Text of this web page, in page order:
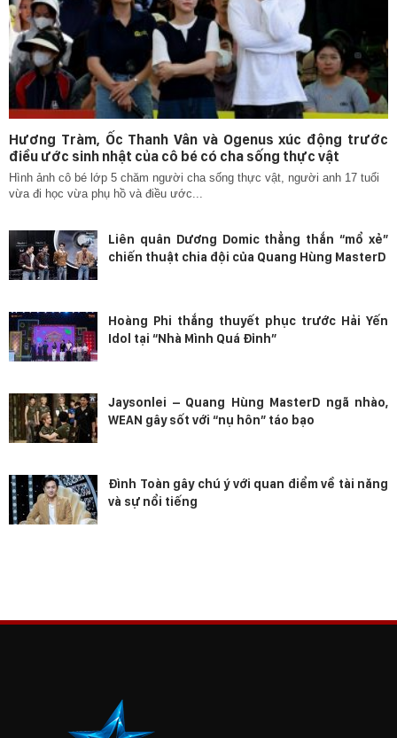
Hương Tràm, Ốc Thanh Vân và Ogenus xúc động trước
điều ước sinh nhật của cô bé có cha sống thực vật
Hình ảnh cô bé lớp 5 chăm người cha sống thực vật, người anh 17 tuổi
vừa đi học vừa phụ hồ và điều ước...
Liên quân Dương Domic thẳng thắn “mổ xẻ”
chiến thuật chia đội của Quang Hùng MasterD
Hoàng Phi thắng thuyết phục trước Hải Yến
Idol tại “Nhà Mình Quá Đỉnh”
Jaysonlei – Quang Hùng MasterD ngã nhào,
WEAN gây sốt với “nụ hôn” táo bạo
Đình Toàn gây chú ý với quan điểm về tài năng
và sự nổi tiếng